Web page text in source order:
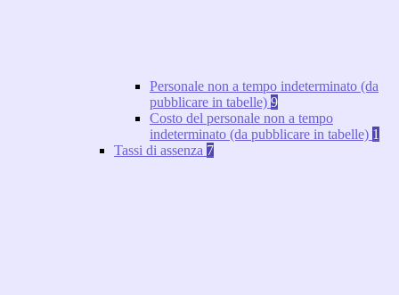
Personale non a tempo indeterminato (da
pubblicare in tabelle) 9
Costo del personale non a tempo
indeterminato (da pubblicare in tabelle) 1
Tassi di assenza 7